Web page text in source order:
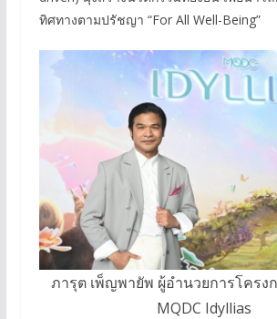
ทิศทางตามปรัชญา “For All Well-Being”
ภารุต เพ็ญพายัพ ผู้อำนวยการโครงก
MQDC Idyllias